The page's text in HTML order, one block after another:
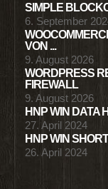
SIMPLE
6. September
VON ...
9. August 2026
WORDPRESS
FIREWALL
9. August 2026
HNP WIN DATA
27. April 2024
HNP WIN
26. April 2024